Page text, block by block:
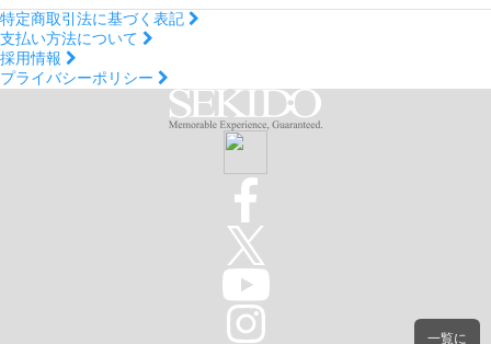
特定商取引法に基づく表記
支払い方法について
採用情報
プライバシーポリシー
一覧に